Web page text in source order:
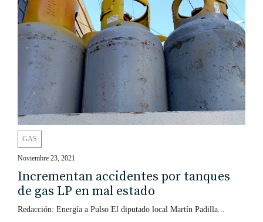
GAS
Noviembre 23, 2021
Incrementan accidentes por tanques
de gas LP en mal estado
Redacción: Energía a Pulso El diputado local Martín Padilla...